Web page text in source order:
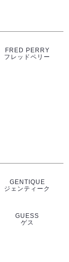
FRED PERRY
フレッドペリー
GENTIQUE
ジェンティーク
GUESS
ゲス